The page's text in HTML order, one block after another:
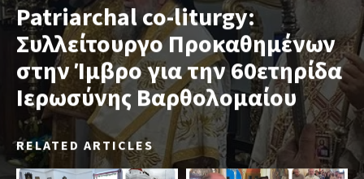
Patriarchal co-liturgy:
Συλλείτουργο Προκαθημένων
στην Ίμβρο για την 60ετηρίδα
Ιερωσύνης Βαρθολομαίου
RELATED ARTICLES